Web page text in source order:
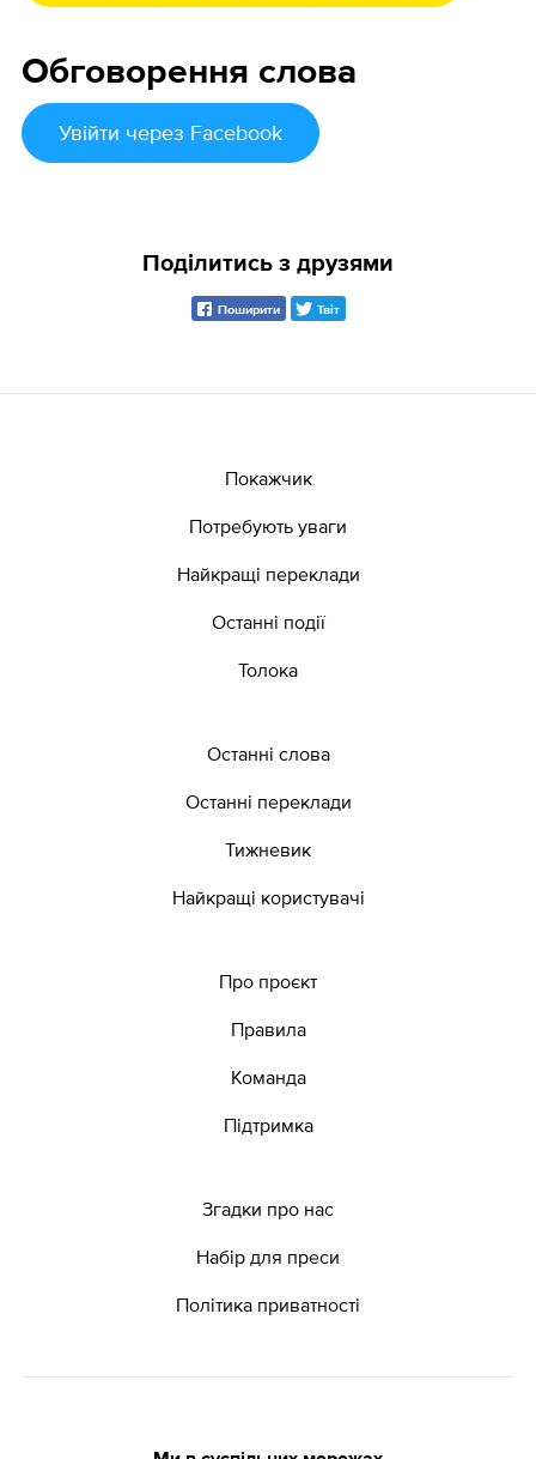
Обговорення слова
Увійти через Facebook
Поділитись з друзями
Поширити Твіт
Покажчик
Потребують уваги
Найкращі переклади
Останні події
Толока
Останні слова
Останні переклади
Тижневик
Найкращі користувачі
Про проєкт
Правила
Команда
Підтримка
Згадки про нас
Набір для преси
Політика приватності